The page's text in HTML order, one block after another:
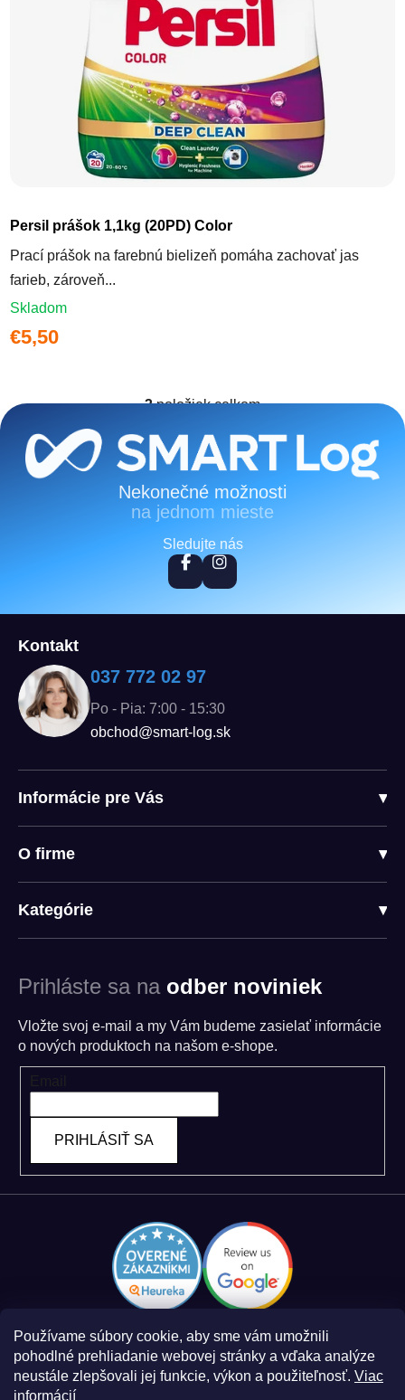
Používame súbory cookie, aby sme vám umožnili
pohodlné prehliadanie webovej stránky a vďaka analýze
neustále zlepšovali jej funkcie, výkon a použiteľnosť. Viac
informácií
Persil prášok 1,1kg (20PD) Color
Prací prášok na farebnú bielizeň pomáha zachovať jas
farieb, zároveň...
Skladom
€5,50
Ovládacie prvky výpisu
3položiek celkom
Zápätie
Nekonečné možnosti
na jednom mieste
Sledujte nás
Kontakt
037 772 02 97
Po - Pia: 7:00 - 15:30
obchod@smart-log.sk
Informácie pre Vás ▾
O firme ▾
Kategórie ▾
Prihláste sa na odber noviniek
Vložte svoj e-mail a my Vám budeme zasielať informácie
o nových produktoch na našom e-shope.
PRIHLÁSIŤ SA